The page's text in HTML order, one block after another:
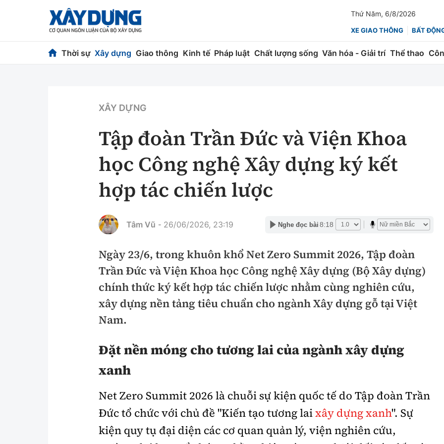
Thứ Năm, 6/8/2026
XE GIAO THÔNG BẤT
Thời sự Xây dựng Giao thông Kinh tế Pháp luật Chất lượng sống Văn hóa - Giải trí Thể thao
Chuyện dọc đường
Quy hoạch kiến trúc
Vật liệu xây dựng
Giám định chất lượng
Quản lý đô thị
Hàng không
Đường sắt
Đường sắt tốc độ cao
Hàng hải
Đường sắt đô thị
Nhà thầu
Thi viết về Ngành
xem thêm
Chứng khoán
Bảo hiểm
An ninh hình sự
Giao thông 24h
ATGT địa phương
Văn hóa giao thông
Chung tay vì ATGT
Chất lượng sống Văn hóa - Giải Trí
Văn hóa
Thể thao
Bóng đá
Công nghệ
Công nghệ mới
XÂY DỰNG
Tập đoàn Trần Đức và Viện Khoa
học Công nghệ Xây dựng ký kết
hợp tác chiến lược
Tâm Vũ - 26/06/2026, 23:19 Nghe đọc bài 8:18
Ngày 23/6, trong khuôn khổ Net Zero Summit 2026, Tập đoàn
Trần Đức và Viện Khoa học Công nghệ Xây dựng (Bộ Xây dựng)
chính thức ký kết hợp tác chiến lược nhằm cùng nghiên cứu,
xây dựng nền tảng tiêu chuẩn cho ngành Xây dựng gỗ tại Việt
Nam.
Đặt nền móng cho tương lai của ngành xây dựng
xanh
Net Zero Summit 2026 là chuỗi sự kiện quốc tế do Tập đoàn Trần
Đức tổ chức với chủ đề "Kiến tạo tương laixây dựng xanh". Sự
kiện quy tụ đại diện các cơ quan quản lý, viện nghiên cứu,